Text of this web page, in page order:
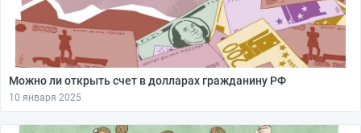
Можно ли открыть счет в долларах гражданину РФ
10 января 2025